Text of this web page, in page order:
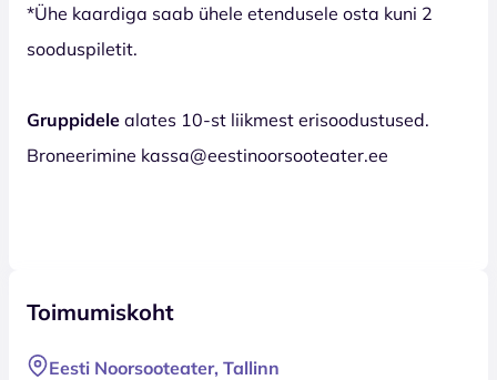
*Ühe kaardiga saab ühele etendusele osta kuni 2
sooduspiletit.
Gruppidele alates 10-st liikmest erisoodustused.
Broneerimine kassa@eestinoorsooteater.ee
Toimumiskoht
Eesti Noorsooteater, Tallinn